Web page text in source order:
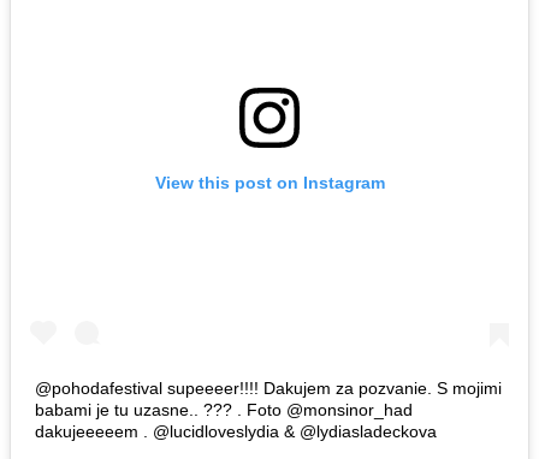
View this post on Instagram
@pohodafestival supeeeer!!!! Dakujem za pozvanie. S mojimi
babami je tu uzasne.. ??? . Foto @monsinor_had
dakujeeeeem . @lucidloveslydia & @lydiasladeckova